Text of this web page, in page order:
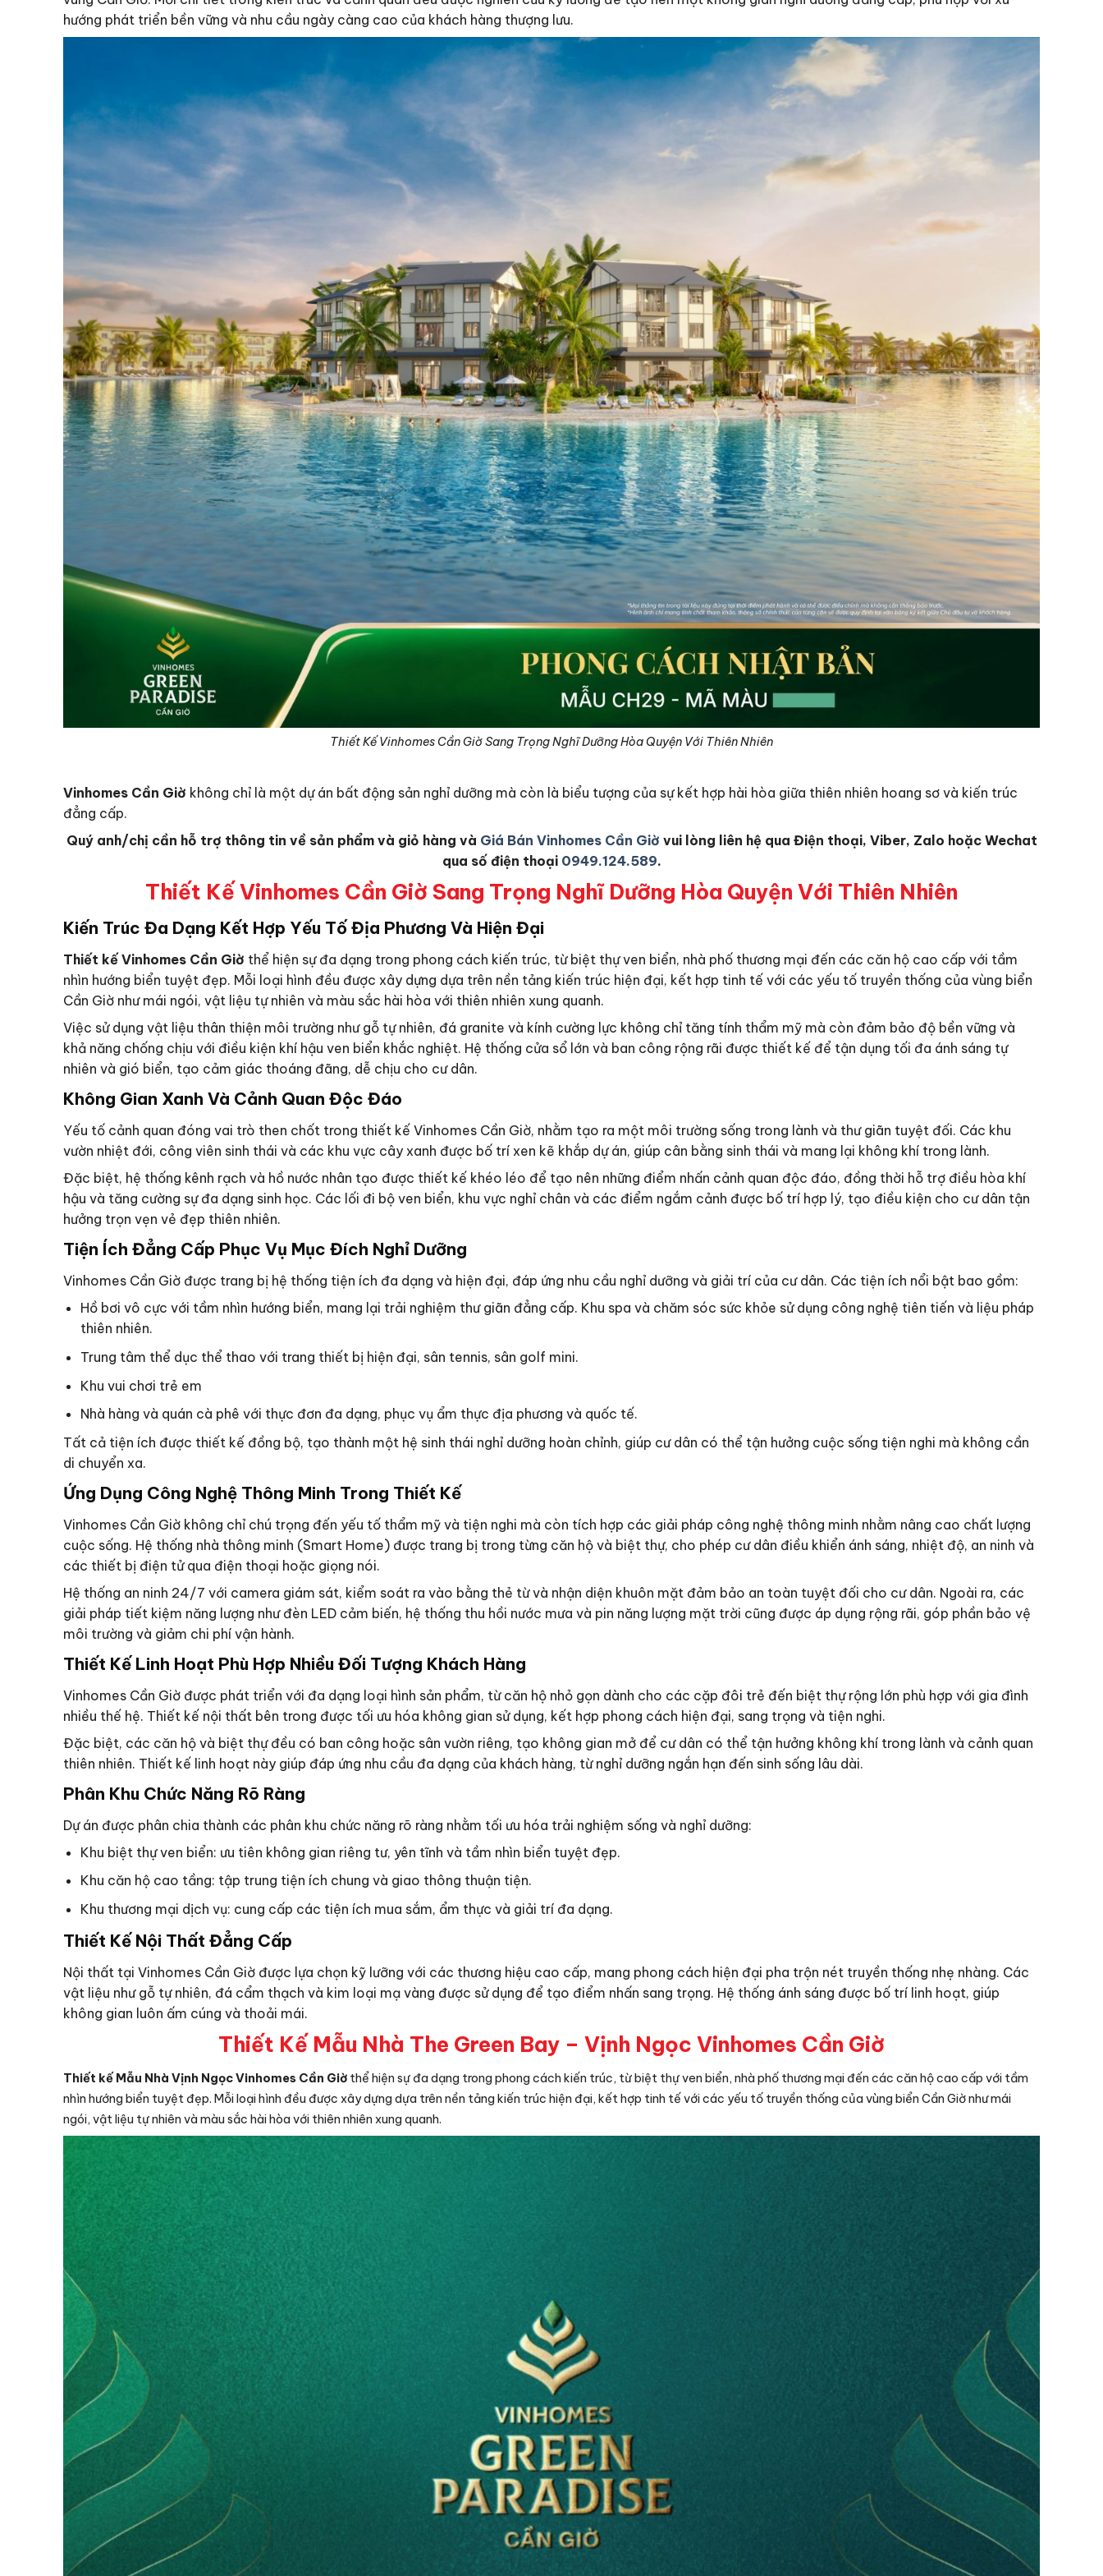
hướng phát triển bền vững và nhu cầu ngày càng cao của khách hàng thượng lưu.
Thiết Kế Vinhomes Cần Giờ Sang Trọng Nghĩ Dưỡng Hòa Quyện Với Thiên Nhiên
Vinhomes Cần Giờ không chỉ là một dự án bất động sản nghỉ dưỡng mà còn là biểu tượng của sự kết hợp hài hòa giữa thiên nhiên hoang sơ và kiến trúc
đẳng cấp.
Quý anh/chị cần hỗ trợ thông tin về sản phẩm và giỏ hàng và Giá Bán Vinhomes Cần Giờ vui lòng liên hệ qua Điện thoại, Viber, Zalo hoặc Wechat
qua số điện thoại 0949.124.589.
Thiết Kế Vinhomes Cần Giờ Sang Trọng Nghĩ Dưỡng Hòa Quyện Với Thiên Nhiên
Kiến Trúc Đa Dạng Kết Hợp Yếu Tố Địa Phương Và Hiện Đại
Thiết kế Vinhomes Cần Giờ thể hiện sự đa dạng trong phong cách kiến trúc, từ biệt thự ven biển, nhà phố thương mại đến các căn hộ cao cấp với tầm
nhìn hướng biển tuyệt đẹp. Mỗi loại hình đều được xây dựng dựa trên nền tảng kiến trúc hiện đại, kết hợp tinh tế với các yếu tố truyền thống của vùng biển
Cần Giờ như mái ngói, vật liệu tự nhiên và màu sắc hài hòa với thiên nhiên xung quanh.
Việc sử dụng vật liệu thân thiện môi trường như gỗ tự nhiên, đá granite và kính cường lực không chỉ tăng tính thẩm mỹ mà còn đảm bảo độ bền vững và
khả năng chống chịu với điều kiện khí hậu ven biển khắc nghiệt. Hệ thống cửa sổ lớn và ban công rộng rãi được thiết kế để tận dụng tối đa ánh sáng tự
nhiên và gió biển, tạo cảm giác thoáng đãng, dễ chịu cho cư dân.
Không Gian Xanh Và Cảnh Quan Độc Đáo
Yếu tố cảnh quan đóng vai trò then chốt trong thiết kế Vinhomes Cần Giờ, nhằm tạo ra một môi trường sống trong lành và thư giãn tuyệt đối. Các khu
vườn nhiệt đới, công viên sinh thái và các khu vực cây xanh được bố trí xen kẽ khắp dự án, giúp cân bằng sinh thái và mang lại không khí trong lành.
Đặc biệt, hệ thống kênh rạch và hồ nước nhân tạo được thiết kế khéo léo để tạo nên những điểm nhấn cảnh quan độc đáo, đồng thời hỗ trợ điều hòa khí
hậu và tăng cường sự đa dạng sinh học. Các lối đi bộ ven biển, khu vực nghỉ chân và các điểm ngắm cảnh được bố trí hợp lý, tạo điều kiện cho cư dân tận
hưởng trọn vẹn vẻ đẹp thiên nhiên.
Tiện Ích Đẳng Cấp Phục Vụ Mục Đích Nghỉ Dưỡng
Vinhomes Cần Giờ được trang bị hệ thống tiện ích đa dạng và hiện đại, đáp ứng nhu cầu nghỉ dưỡng và giải trí của cư dân. Các tiện ích nổi bật bao gồm:
Hồ bơi vô cực với tầm nhìn hướng biển, mang lại trải nghiệm thư giãn đẳng cấp. Khu spa và chăm sóc sức khỏe sử dụng công nghệ tiên tiến và liệu pháp
thiên nhiên.
Trung tâm thể dục thể thao với trang thiết bị hiện đại, sân tennis, sân golf mini.
Khu vui chơi trẻ em
Nhà hàng và quán cà phê với thực đơn đa dạng, phục vụ ẩm thực địa phương và quốc tế.
Tất cả tiện ích được thiết kế đồng bộ, tạo thành một hệ sinh thái nghỉ dưỡng hoàn chỉnh, giúp cư dân có thể tận hưởng cuộc sống tiện nghi mà không cần
di chuyển xa.
Ứng Dụng Công Nghệ Thông Minh Trong Thiết Kế
Vinhomes Cần Giờ không chỉ chú trọng đến yếu tố thẩm mỹ và tiện nghi mà còn tích hợp các giải pháp công nghệ thông minh nhằm nâng cao chất lượng
cuộc sống. Hệ thống nhà thông minh (Smart Home) được trang bị trong từng căn hộ và biệt thự, cho phép cư dân điều khiển ánh sáng, nhiệt độ, an ninh và
các thiết bị điện tử qua điện thoại hoặc giọng nói.
Hệ thống an ninh 24/7 với camera giám sát, kiểm soát ra vào bằng thẻ từ và nhận diện khuôn mặt đảm bảo an toàn tuyệt đối cho cư dân. Ngoài ra, các
giải pháp tiết kiệm năng lượng như đèn LED cảm biến, hệ thống thu hồi nước mưa và pin năng lượng mặt trời cũng được áp dụng rộng rãi, góp phần bảo vệ
môi trường và giảm chi phí vận hành.
Thiết Kế Linh Hoạt Phù Hợp Nhiều Đối Tượng Khách Hàng
Vinhomes Cần Giờ được phát triển với đa dạng loại hình sản phẩm, từ căn hộ nhỏ gọn dành cho các cặp đôi trẻ đến biệt thự rộng lớn phù hợp với gia đình
nhiều thế hệ. Thiết kế nội thất bên trong được tối ưu hóa không gian sử dụng, kết hợp phong cách hiện đại, sang trọng và tiện nghi.
Đặc biệt, các căn hộ và biệt thự đều có ban công hoặc sân vườn riêng, tạo không gian mở để cư dân có thể tận hưởng không khí trong lành và cảnh quan
thiên nhiên. Thiết kế linh hoạt này giúp đáp ứng nhu cầu đa dạng của khách hàng, từ nghỉ dưỡng ngắn hạn đến sinh sống lâu dài.
Phân Khu Chức Năng Rõ Ràng
Dự án được phân chia thành các phân khu chức năng rõ ràng nhằm tối ưu hóa trải nghiệm sống và nghỉ dưỡng:
Khu biệt thự ven biển: ưu tiên không gian riêng tư, yên tĩnh và tầm nhìn biển tuyệt đẹp.
Khu căn hộ cao tầng: tập trung tiện ích chung và giao thông thuận tiện.
Khu thương mại dịch vụ: cung cấp các tiện ích mua sắm, ẩm thực và giải trí đa dạng.
Thiết Kế Nội Thất Đẳng Cấp
Nội thất tại Vinhomes Cần Giờ được lựa chọn kỹ lưỡng với các thương hiệu cao cấp, mang phong cách hiện đại pha trộn nét truyền thống nhẹ nhàng. Các
vật liệu như gỗ tự nhiên, đá cẩm thạch và kim loại mạ vàng được sử dụng để tạo điểm nhấn sang trọng. Hệ thống ánh sáng được bố trí linh hoạt, giúp
không gian luôn ấm cúng và thoải mái.
Thiết Kế Mẫu Nhà The Green Bay – Vịnh Ngọc Vinhomes Cần Giờ
Thiết kế Mẫu Nhà Vịnh Ngọc Vinhomes Cần Giờ thể hiện sự đa dạng trong phong cách kiến trúc, từ biệt thự ven biển, nhà phố thương mại đến các căn hộ cao cấp với tầm
nhìn hướng biển tuyệt đẹp. Mỗi loại hình đều được xây dựng dựa trên nền tảng kiến trúc hiện đại, kết hợp tinh tế với các yếu tố truyền thống của vùng biển Cần Giờ như mái
ngói, vật liệu tự nhiên và màu sắc hài hòa với thiên nhiên xung quanh.